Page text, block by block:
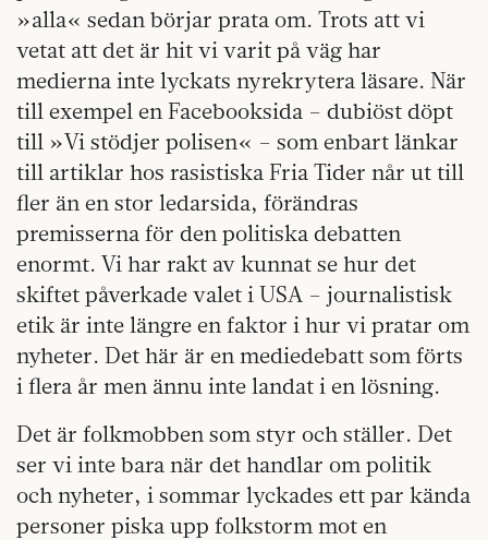
»alla« sedan börjar prata om. Trots att vi
vetat att det är hit vi varit på väg har
medierna inte lyckats nyrekrytera läsare. När
till exempel en Facebooksida – dubiöst döpt
till »Vi stödjer polisen« – som enbart länkar
till artiklar hos rasistiska Fria Tider når ut till
fler än en stor ledarsida, förändras
premisserna för den politiska debatten
enormt. Vi har rakt av kunnat se hur det
skiftet påverkade valet i USA – journalistisk
etik är inte längre en faktor i hur vi pratar om
nyheter. Det här är en mediedebatt som förts
i flera år men ännu inte landat i en lösning.
Det är folkmobben som styr och ställer. Det
ser vi inte bara när det handlar om politik
och nyheter, i sommar lyckades ett par kända
personer piska upp folkstorm mot en